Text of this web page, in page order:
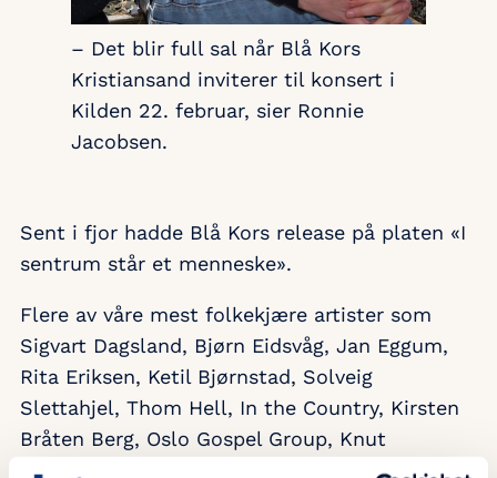
– Det blir full sal når Blå Kors
Kristiansand inviterer til konsert i
Kilden 22. februar, sier Ronnie
Jacobsen.
Sent i fjor hadde Blå Kors release på platen «I
sentrum står et menneske».
Flere av våre mest folkekjære artister som
Sigvart Dagsland, Bjørn Eidsvåg, Jan Eggum,
Rita Eriksen, Ketil Bjørnstad, Solveig
Slettahjel, Thom Hell, In the Country, Kirsten
Bråten Berg, Oslo Gospel Group, Knut
Reiersrud og Magnus Grønneberg hadde gått